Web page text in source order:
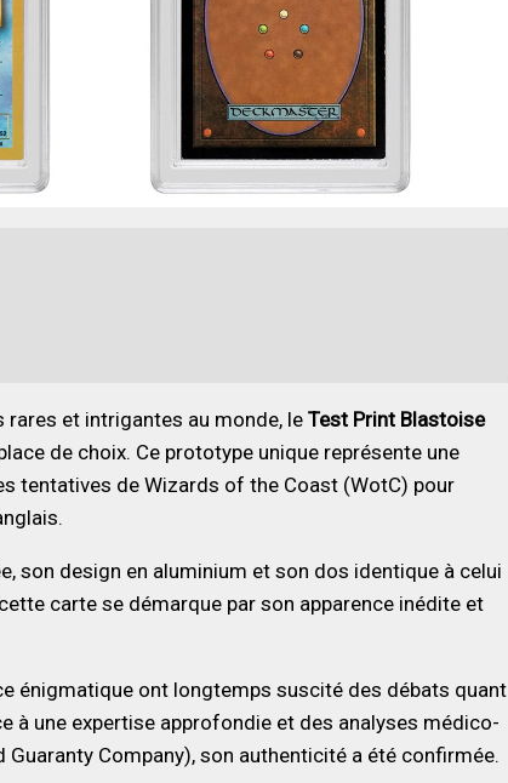
rares et intrigantes au monde, le Test Print Blastoise
de choix. Ce prototype unique représente une
tentatives de Wizards of the Coast (WotC) pour
son design en aluminium et son dos identique à celui
carte se démarque par son apparence inédite et
énigmatique ont longtemps suscité des débats quant
à une expertise approfondie et des analyses médico-
Guaranty Company), son authenticité a été confirmée.